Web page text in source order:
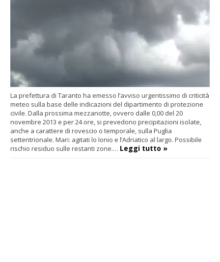
La prefettura di Taranto ha emesso l’avviso urgentissimo di criticità
meteo sulla base delle indicazioni del dipartimento di protezione
civile. Dalla prossima mezzanotte, ovvero dalle 0,00 del 20
novembre 2013 e per 24 ore, si prevedono precipitazioni isolate,
anche a carattere di rovescio o temporale, sulla Puglia
settentrionale. Mari: agitati lo Ionio e l’Adriatico al largo. Possibile
rischio residuo sulle restanti zone.… Leggi tutto »